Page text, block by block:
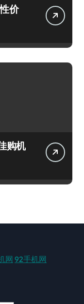
价
购机
网 92手机网